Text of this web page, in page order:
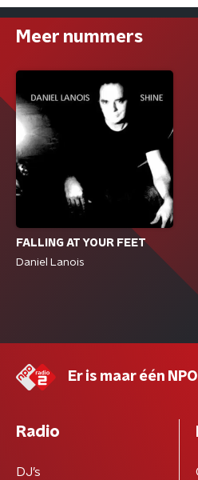
Meer nummers
FALLING AT YOUR FEET
Daniel Lanois
Er is maar één
Radio
DJ’s